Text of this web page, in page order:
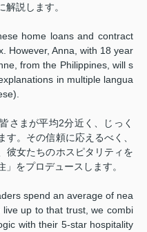
説します。
home loans and contract
However, Anna, with 18 year
from the Philippines, will s
in multiple langua
さまが平均2分近く、じっく
す。その信頼に応えるべく、
彼女たちのホスピタリティを
をプロデュースします。
spend an average of nea
up to that trust, we combi
with their 5-star hospitality